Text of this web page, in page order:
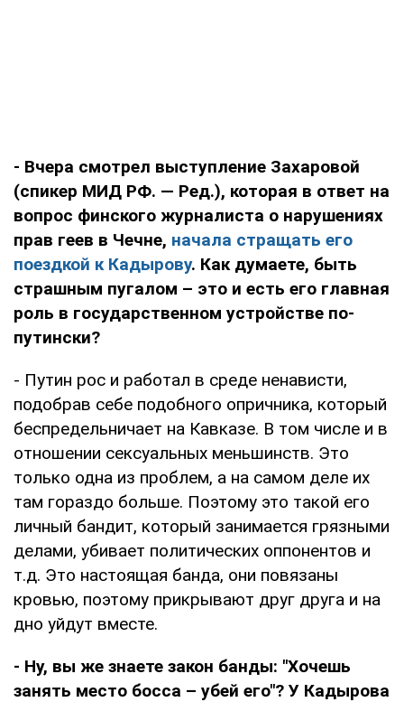
- Вчера смотрел выступление Захаровой
(спикер МИД РФ. — Ред.), которая в ответ на
вопрос финского журналиста о нарушениях
прав геев в Чечне, начала стращать его
поездкой к Кадырову. Как думаете, быть
страшным пугалом – это и есть его главная
роль в государственном устройстве по-
путински?
- Путин рос и работал в среде ненависти,
подобрав себе подобного опричника, который
беспредельничает на Кавказе. В том числе и в
отношении сексуальных меньшинств. Это
только одна из проблем, а на самом деле их
там гораздо больше. Поэтому это такой его
личный бандит, который занимается грязными
делами, убивает политических оппонентов и
т.д. Это настоящая банда, они повязаны
кровью, поэтому прикрывают друг друга и на
дно уйдут вместе.
- Ну, вы же знаете закон банды: "Хочешь
занять место босса – убей его"? У Кадырова